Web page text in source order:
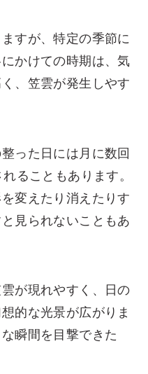
すが、特定の季節に
かけての時期は、気
、笠雲が発生しやす
った日には月に数回
ることもあります。
変えたり消えたりす
見られないこともあ
が現れやすく、日の
的な光景が広がりま
瞬間を目撃できた